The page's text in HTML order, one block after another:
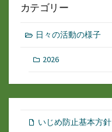
カテゴリー
日々の活動の様子
2026
いじめ防止基本方針